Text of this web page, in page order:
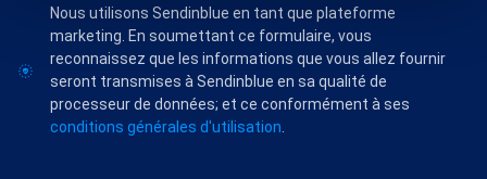
Nous utilisons Sendinblue en tant que plateforme
marketing. En soumettant ce formulaire, vous
reconnaissez que les informations que vous allez fournir
seront transmises à Sendinblue en sa qualité de
processeur de données; et ce conformément à ses
conditions générales d'utilisation